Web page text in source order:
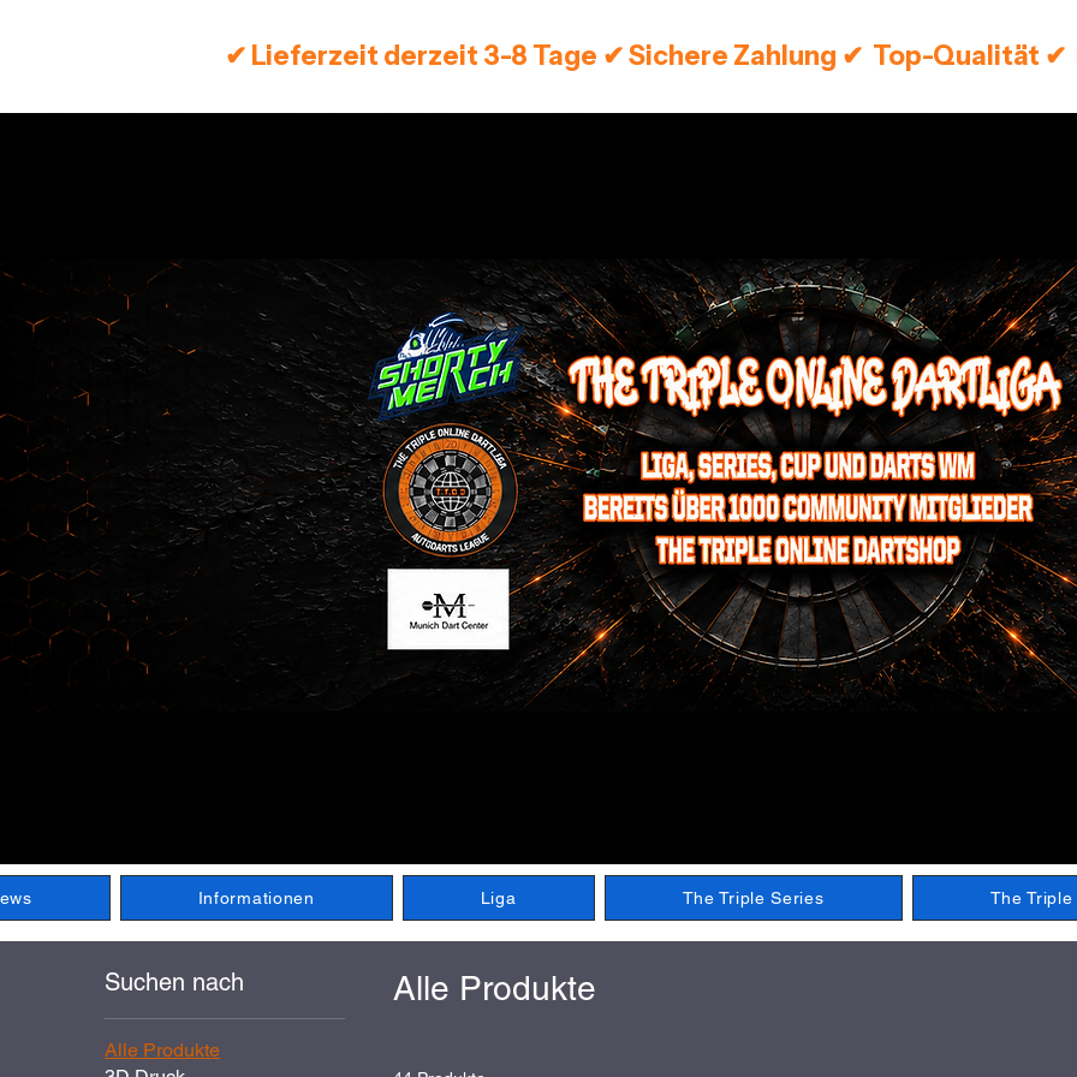
✔ Lieferzeit derzeit 3-8 Tage ✔ Sichere Zahlung ✔  Top-Qualität ✔
Suchen nach
Alle Produkte
Alle Produkte
Informationen Liga The Triple Series The